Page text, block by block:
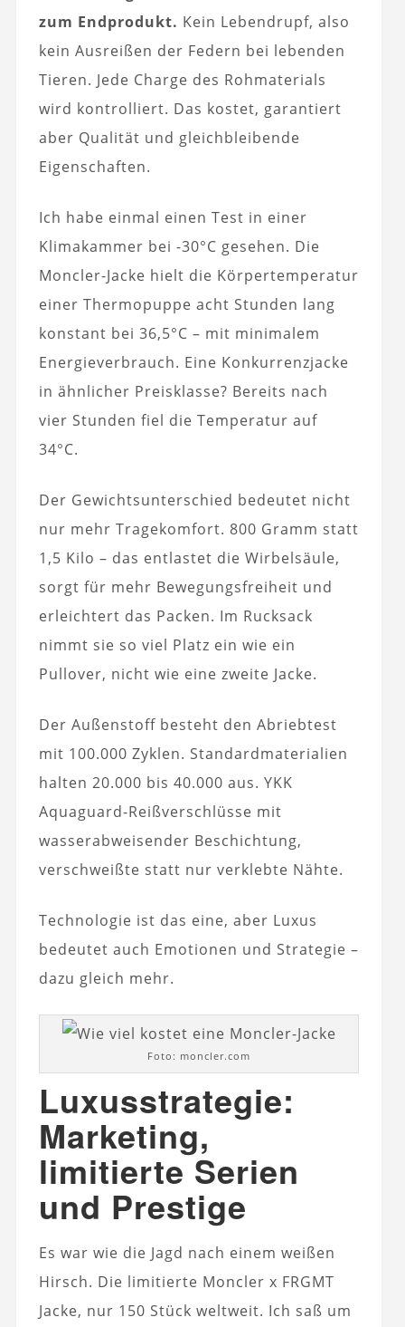
zum Endprodukt. Kein Lebendrupf, also
kein Ausreißen der Federn bei lebenden
Tieren. Jede Charge des Rohmaterials
wird kontrolliert. Das kostet, garantiert
aber Qualität und gleichbleibende
Eigenschaften.
Ich habe einmal einen Test in einer
Klimakammer bei -30°C gesehen. Die
Moncler-Jacke hielt die Körpertemperatur
einer Thermopuppe acht Stunden lang
konstant bei 36,5°C – mit minimalem
Energieverbrauch. Eine Konkurrenzjacke
in ähnlicher Preisklasse? Bereits nach
vier Stunden fiel die Temperatur auf
34°C.
Der Gewichtsunterschied bedeutet nicht
nur mehr Tragekomfort. 800 Gramm statt
1,5 Kilo – das entlastet die Wirbelsäule,
sorgt für mehr Bewegungsfreiheit und
erleichtert das Packen. Im Rucksack
nimmt sie so viel Platz ein wie ein
Pullover, nicht wie eine zweite Jacke.
Der Außenstoff besteht den Abriebtest
mit 100.000 Zyklen. Standardmaterialien
halten 20.000 bis 40.000 aus. YKK
Aquaguard-Reißverschlüsse mit
wasserabweisender Beschichtung,
verschweißte statt nur verklebte Nähte.
Technologie ist das eine, aber Luxus
bedeutet auch Emotionen und Strategie –
dazu gleich mehr.
Foto: moncler.com
Luxusstrategie:
Marketing,
limitierte Serien
und Prestige
Es war wie die Jagd nach einem weißen
Hirsch. Die limitierte Moncler x FRGMT
Jacke, nur 150 Stück weltweit. Ich saß um